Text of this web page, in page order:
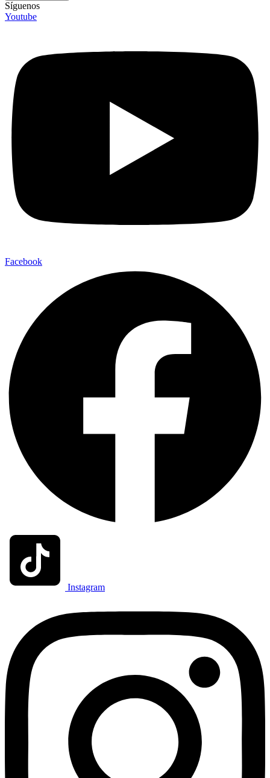
Síguenos
Youtube
Facebook
Instagram